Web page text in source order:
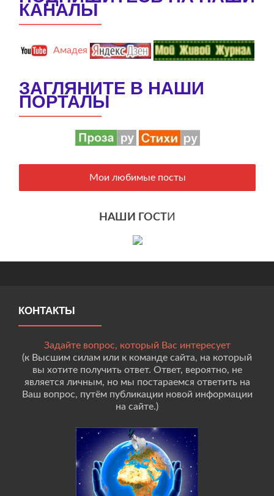
КАНАЛЫ
Амадея
ЗАГЛЯНИТЕ В НАШИ
ПОРТАЛЫ
Мои любимые посты
НАШИ ГОСТИ
КОНТАКТЫ
Задайте вопрос, который Вас интересует
(к Высшим силам или к команде сайта, на который
вы хотите получить ответ. Ответ, вероятно, не
является личным, но мы постараемся ответить на
Ваш вопрос, путём публикации новой информации
на сайте.)